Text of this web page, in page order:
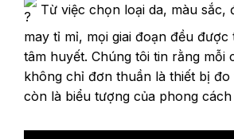
Từ việc chọn loại da, màu sắc,
may tỉ mỉ, mọi giai đoạn đều được
tâm huyết. Chúng tôi tin rằng mỗi
không chỉ đơn thuần là thiết bị đo
còn là biểu tượng của phong